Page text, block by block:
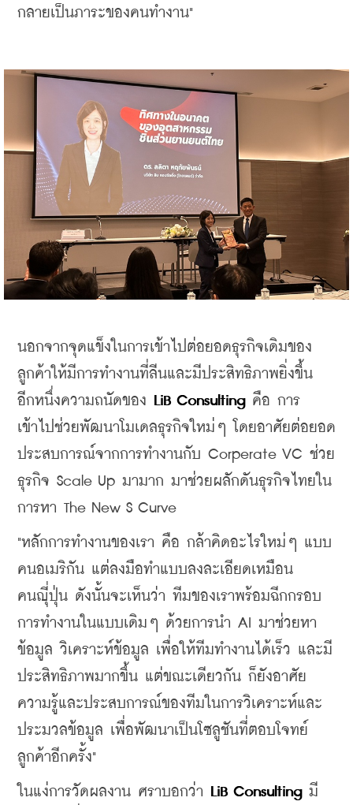
กลายเป็นภาระของคนทำงาน"
นอกจากจุดแข็งในการเข้าไปต่อยอดธุรกิจเดิมของ
ลูกค้าให้มีการทำงานที่ลีนและมีประสิทธิภาพยิ่งขึ้น
อีกหนึ่งความถนัดของ
LiB Consulting คือ การ
เข้าไปช่วยพัฒนาโมเดลธุรกิจใหม่ๆ โดยอาศัยต่อยอด
ประสบการณ์จากการทำงานกับ Corperate VC ช่วย
ธุรกิจ Scale Up มามาก มาช่วยผลักดันธุรกิจไทยใน
การหา The New S Curve
"หลักการทำงานของเรา คือ กล้าคิดอะไรใหม่ๆ แบบ
คนอเมริกัน แต่ลงมือทำแบบลงละเอียดเหมือน
คนญุี่ปุ่น ดังนั้นจะเห็นว่า ทีมของเราพร้อมฉีกกรอบ
การทำงานในแบบเดิมๆ ด้วยการนำ AI มาช่วยหา
ข้อมูล วิเคราะห์ข้อมูล เพื่อให้ทีมทำงานได้เร็ว และมี
ประสิทธิภาพมากขึ้น แต่ขณะเดียวกัน ก็ยังอาศัย
ความรู้และประสบการณ์ของทีมในการวิเคราะห์และ
ประมวลข้อมูล เพื่อพัฒนาเป็นโซลูชันที่ตอบโจทย์
ลูกค้าอีกครั้ง"
​ในแง่การวัดผลงาน ศราบอกว่า LiB Consulting มี